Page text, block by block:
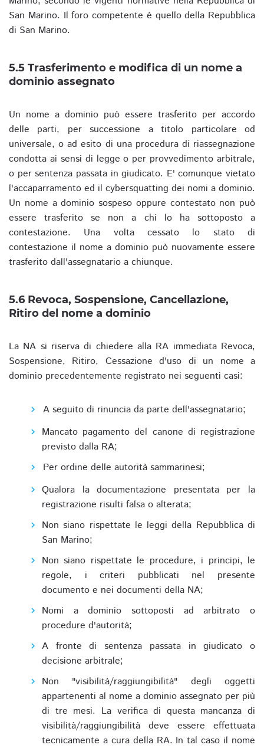
San Marino. Il foro competente è quello della Repubblica
di San Marino.
5.5 Trasferimento e modifica di un nome a
dominio assegnato
Un nome a dominio può essere trasferito per accordo
delle parti, per successione a titolo particolare od
universale, o ad esito di una procedura di riassegnazione
condotta ai sensi di legge o per provvedimento arbitrale,
o per sentenza passata in giudicato. E' comunque vietato
l'accaparramento ed il cybersquatting dei nomi a dominio.
Un nome a dominio sospeso oppure contestato non può
essere trasferito se non a chi lo ha sottoposto a
contestazione. Una volta cessato lo stato di
contestazione il nome a dominio può nuovamente essere
trasferito dall'assegnatario a chiunque.
5.6 Revoca, Sospensione, Cancellazione,
Ritiro del nome a dominio
La NA si riserva di chiedere alla RA immediata Revoca,
Sospensione, Ritiro, Cessazione d'uso di un nome a
dominio precedentemente registrato nei seguenti casi:
A seguito di rinuncia da parte dell'assegnatario;
Mancato pagamento del canone di registrazione
previsto dalla RA;
Per ordine delle autorità sammarinesi;
Qualora la documentazione presentata per la
registrazione risulti falsa o alterata;
Non siano rispettate le leggi della Repubblica di
San Marino;
Non siano rispettate le procedure, i principi, le
regole, i criteri pubblicati nel presente
documento e nei documenti della NA;
Nomi a dominio sottoposti ad arbitrato o
procedure d'autorità;
A fronte di sentenza passata in giudicato o
decisione arbitrale;
Non "visibilità/raggiungibilità" degli oggetti
appartenenti al nome a dominio assegnato per più
di tre mesi. La verifica di questa mancanza di
visibilità/raggiungibilità deve essere effettuata
tecnicamente a cura della RA. In tal caso il nome